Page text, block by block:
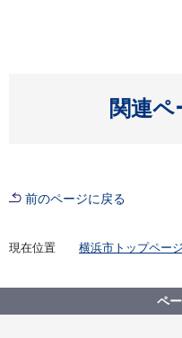
関連ペ
前のページに戻る
現在位置 横浜市トップページ
【入札結果掲載】
ペ